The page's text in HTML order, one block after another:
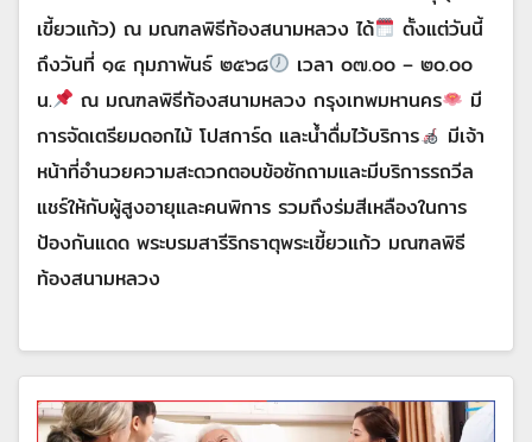
เขี้ยวแก้ว) ณ มณฑลพิธีท้องสนามหลวง ได้
ตั้งแต่วันนี้
ถึงวันที่ ๑๔ กุมภาพันธ์ ๒๕๖๘
เวลา ๐๗.๐๐ – ๒๐.๐๐
น.
ณ มณฑลพิธีท้องสนามหลวง กรุงเทพมหานคร
มี
การจัดเตรียมดอกไม้ โปสการ์ด และน้ำดื่มไว้บริการ
มีเจ้า
หน้าที่อำนวยความสะดวกตอบข้อซักถามและมีบริการรถวีล
แชร์ให้กับผู้สูงอายุและคนพิการ รวมถึงร่มสีเหลืองในการ
ป้องกันแดด พระบรมสารีริกธาตุพระเขี้ยวแก้ว มณฑลพิธี
ท้องสนามหลวง